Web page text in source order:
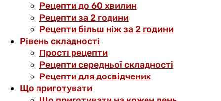
Рецепти до 60 хвилин
Рецепти за 2 години
Рецепти більш ніж за 2 години
Рівень складності
Прості рецепти
Рецепти середньої складності
Рецепти для досвідчених
Що приготувати